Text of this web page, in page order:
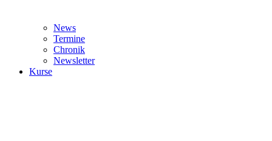
News
Termine
Chronik
Newsletter
Kurse